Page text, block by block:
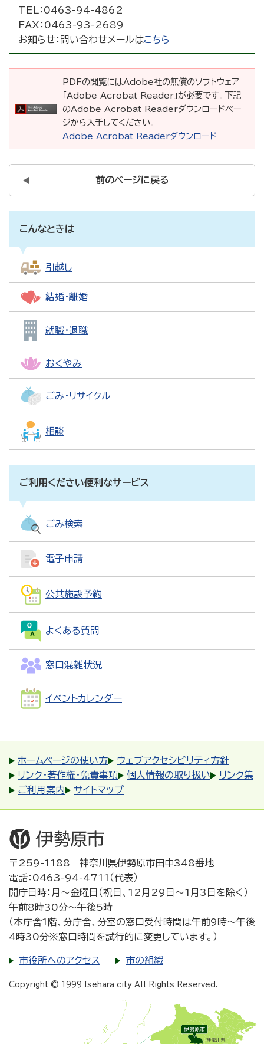
TEL： 0463-94-4862
FAX： 0463-93-2689
お知らせ： 問い合わせメールはこちら
PDFの閲覧にはAdobe社の無償のソフトウェア
「Adobe Acrobat Reader」が必要です。下記
のAdobe Acrobat Readerダウンロードペー
ジから入手してください。
Adobe Acrobat Readerダウンロード
前のページに戻る
こんなときは
引越し
結婚・離婚
就職・退職
おくやみ
ごみ・リサイクル
相談
ご利用ください便利なサービス
ごみ検索
電子申請
公共施設予約
よくある質問
窓口混雑状況
イベントカレンダー
ホームページの使い方
ウェブアクセシビリティ方針
リンク・著作権・免責事項
個人情報の取り扱い
リンク集
ご利用案内
サイトマップ
〒259-1188 神奈川県伊勢原市田中348番地
電話：0463-94-4711（代表）
開庁日時：月～金曜日（祝日、12月29日～1月3日を除く）
午前8時30分～午後5時
（本庁舎1階、分庁舎、分室の窓口受付時間は午前9時～午後
4時30分※窓口時間を試行的に変更しています。）
市役所へのアクセス 市の組織
Copyright © 1999 Isehara city All Rights Reserved.